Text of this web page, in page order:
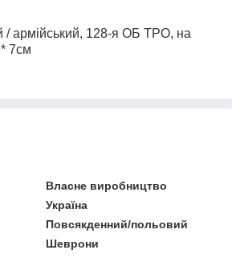
/ армійський, 128-я ОБ ТРО, на
7см
Власне виробництво
Україна
Повсякденний/польовий
Шеврони